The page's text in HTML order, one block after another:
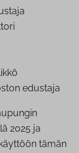
edustaja
2025 ja
tämän